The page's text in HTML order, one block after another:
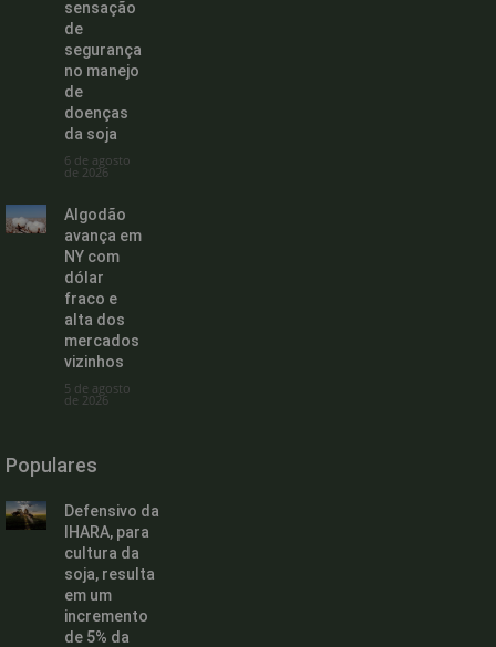
sensação
de
segurança
no manejo
de
doenças
da soja
6 de agosto
de 2026
Algodão
avança em
NY com
dólar
fraco e
alta dos
mercados
vizinhos
5 de agosto
de 2026
Populares
Defensivo da
IHARA, para
cultura da
soja, resulta
em um
incremento
de 5% da